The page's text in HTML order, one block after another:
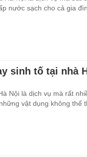
nước sạch cho cả gia
sinh tố tại nhà
Nội là dịch vụ mà rất
vật dụng không thể